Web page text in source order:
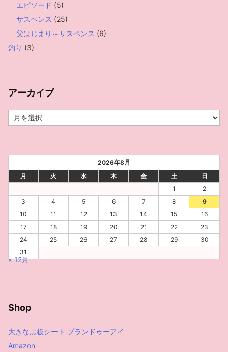
エピソード (5)
サスペンス (25)
父はじまり～サスペンス (6)
釣り (3)
アーカイブ
ー
ブ
2026年8月
月
火 水 木 金 土
日
1
2
3
4 5 6 7 8
9
10
11 12 13 14 15
16
17
18 19 20 21 22
23
24
25 26 27 28 29
30
31
« 12月
Shop
大きな黒板シート プランドゥーアイ
Amazon